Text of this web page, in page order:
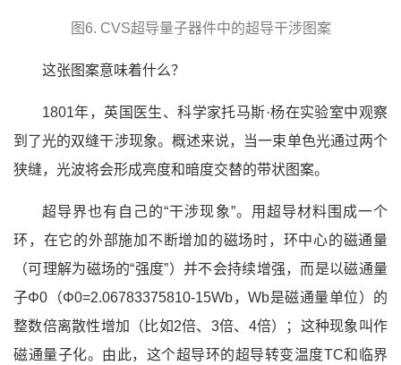
图6. CVS超导量子器件中的超导干涉图案
这张图案意味着什么？
1801年，英国医生、科学家托马斯·杨在实验室中观察
到了光的双缝干涉现象。概述来说，当一束单色光通过两个
狭缝，光波将会形成亮度和暗度交替的带状图案。
超导界也有自己的“干涉现象”。用超导材料围成一个
环，在它的外部施加不断增加的磁场时，环中心的磁通量
（可理解为磁场的“强度”）并不会持续增强，而是以磁通量
子Φ0（Φ0=2.06783375810-15Wb，Wb是磁通量单位）的
整数倍离散性增加（比如2倍、3倍、4倍）；这种现象叫作
磁通量子化。由此，这个超导环的超导转变温度TC和临界